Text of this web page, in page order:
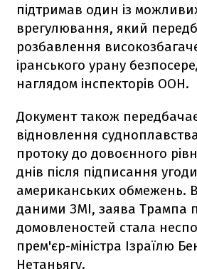
підтримав один із
врегулювання, який
розбавлення
іранського урану
наглядом інспекторів ООН.
Документ також
відновлення
протоку до довоєнного
днів після підписання
американських обмежень.
даними ЗМІ, заява Трампа
домовленостей стала
прем'єр-міністра Ізраїлю
Нетаньягу.